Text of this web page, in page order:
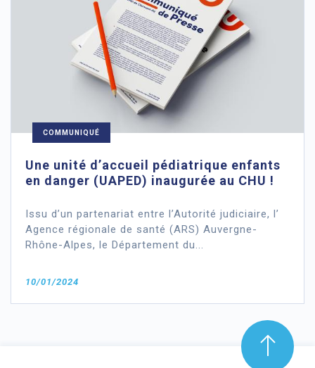
COMMUNIQUÉ
Une unité d’accueil pédiatrique enfants
en danger (UAPED) inaugurée au CHU !
Issu d’un partenariat entre l’Autorité judiciaire, l’
Agence régionale de santé (ARS) Auvergne-
Rhône-Alpes, le Département du...
10/01/2024